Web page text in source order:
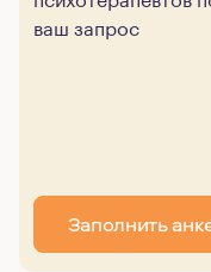
ваш запрос
Заполнить